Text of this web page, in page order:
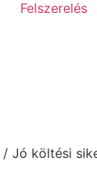
Felszerelés
/ Jó költési